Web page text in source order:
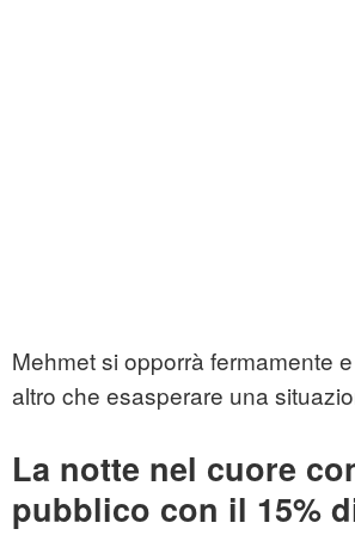
Mehmet si opporrà fermamente
altro che esasperare una
La notte nel cuore
pubblico con il 15%